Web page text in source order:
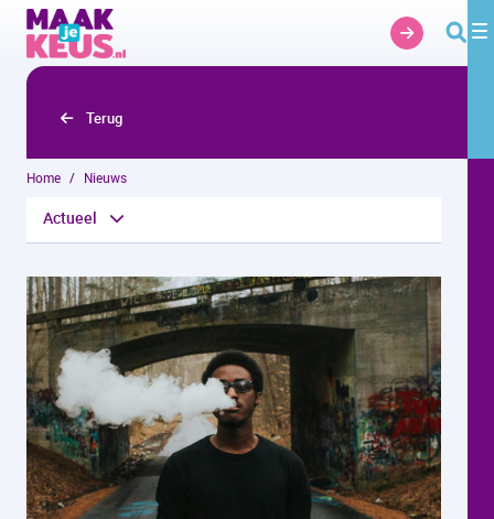
Overslaan en naar hoofdinhoud gaan
Terug
Home Nieuws
Actueel